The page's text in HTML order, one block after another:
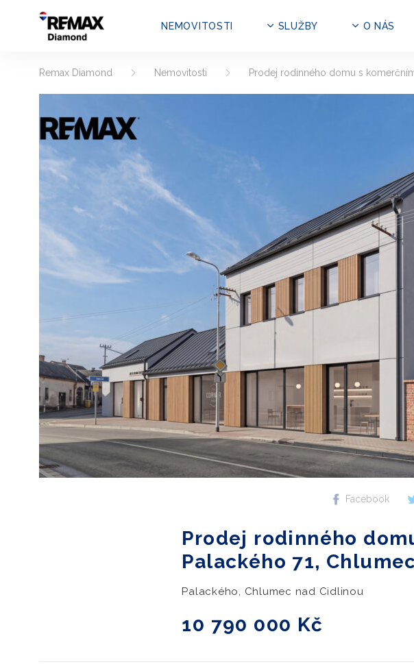
NEMOVITOSTI SLUŽBY O NÁS
Remax Diamond Nemovitosti Prodej rodinného domu s
Facebook
Prodej rodinného
Palackého 71,
Palackého, Chlumec nad Cidlinou
10 790 000 Kč